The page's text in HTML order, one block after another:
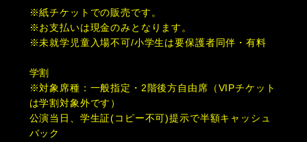
※紙チケットでの販売です。
※お支払いは現金のみとなります。
※未就学児童入場不可/小学生は要保護者同伴・有料
学割
※対象席種：一般指定・2階後方自由席（VIPチケット
は学割対象外です）
公演当日、学生証(コピー不可)提示で半額キャッシュ
バック